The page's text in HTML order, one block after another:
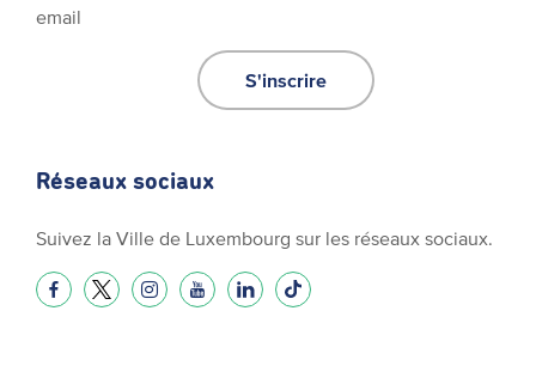
email
S'inscrire
Réseaux sociaux
Suivez la Ville de Luxembourg sur les réseaux sociaux.